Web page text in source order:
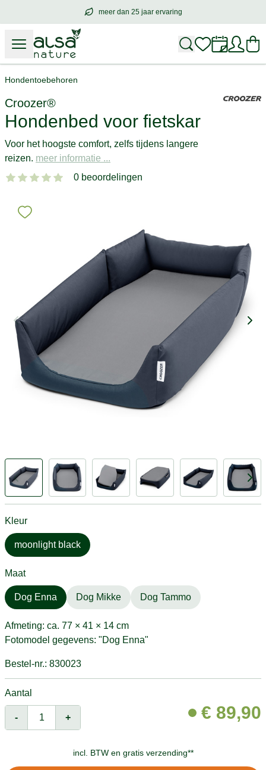
meer dan 25 jaar ervaring
meer dan25 jaar ervaring
Hondentoebehoren
Croozer®
Hondenbed voor fietskar
Voor het hoogste comfort, zelfs tijdens langere
reizen. meer informatie ...
0 beoordelingen
Kleur
moonlight black
Maat
Dog Enna Dog Mikke Dog Tammo
Afmeting: ca. 77 × 41 × 14 cm
Fotomodel gegevens: "Dog Enna"
Bestel-nr.: 830023
Aantal
- + € 89,90
incl. BTW en gratis verzending**